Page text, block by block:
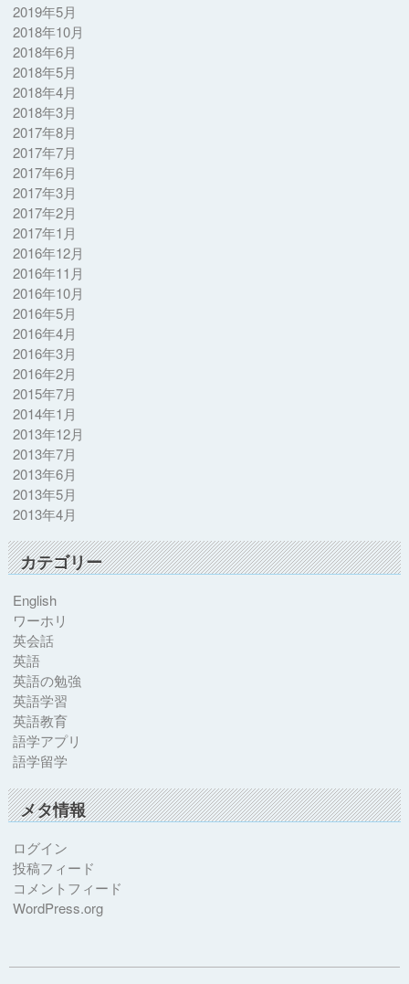
2019年5月
2018年10月
2018年6月
2018年5月
2018年4月
2018年3月
2017年8月
2017年7月
2017年6月
2017年3月
2017年2月
2017年1月
2016年12月
2016年11月
2016年10月
2016年5月
2016年4月
2016年3月
2016年2月
2015年7月
2014年1月
2013年12月
2013年7月
2013年6月
2013年5月
2013年4月
カテゴリー
English
ワーホリ
英会話
英語
英語の勉強
英語学習
英語教育
語学アプリ
語学留学
メタ情報
ログイン
投稿フィード
コメントフィード
WordPress.org